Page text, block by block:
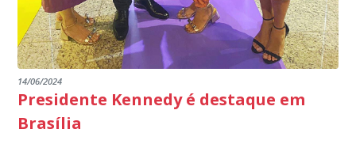
14/06/2024
Presidente Kennedy é destaque em
Brasília